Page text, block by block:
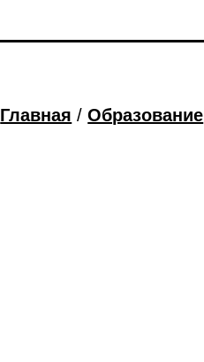
Главная /Образование